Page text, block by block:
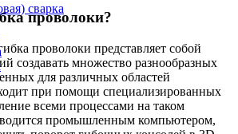
сварка
проволоки?
проволоки представляет собой
создавать множество разнообразных
для различных областей
при помощи специализированных
всеми процессами на таком
промышленным компьютером,